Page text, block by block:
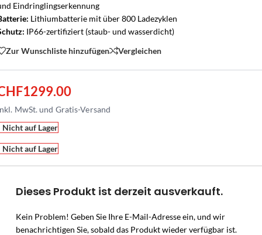
Eindringlingserkennung
Lithiumbatterie mit über 800 Ladezyklen
IP66-zertifiziert (staub- und wasserdicht)
Zur Wunschliste hinzufügen
Vergleichen
1299.00
Nicht auf Lager
Nicht auf Lager
Dieses Produkt ist derzeit ausverkauft.
Kein Problem! Geben Sie Ihre E-Mail-Adresse ein, und wir
benachrichtigen Sie, sobald das Produkt wieder verfügbar ist.